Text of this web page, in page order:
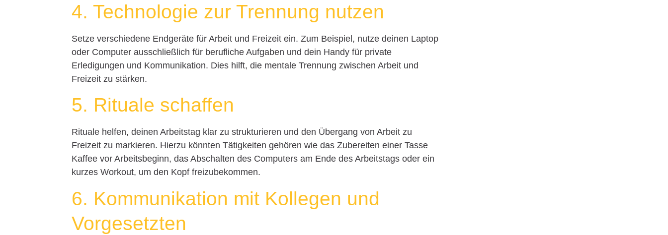
4. Technologie zur Trennung nutzen
Setze verschiedene Endgeräte für Arbeit und Freizeit ein. Zum Beispiel, nutze deinen Laptop
oder Computer ausschließlich für berufliche Aufgaben und dein Handy für private
Erledigungen und Kommunikation. Dies hilft, die mentale Trennung zwischen Arbeit und
Freizeit zu stärken.
5. Rituale schaffen
Rituale helfen, deinen Arbeitstag klar zu strukturieren und den Übergang von Arbeit zu
Freizeit zu markieren. Hierzu könnten Tätigkeiten gehören wie das Zubereiten einer Tasse
Kaffee vor Arbeitsbeginn, das Abschalten des Computers am Ende des Arbeitstags oder ein
kurzes Workout, um den Kopf freizubekommen.
6. Kommunikation mit Kollegen und
Vorgesetzten